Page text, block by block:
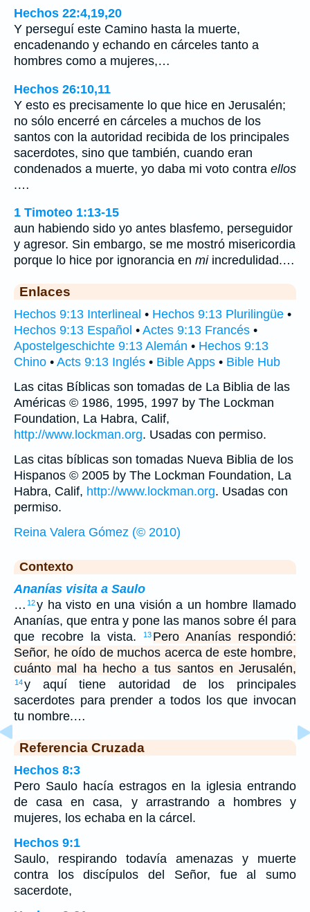
Hechos 22:4,19,20
Y perseguí este Camino hasta la muerte,
encadenando y echando en cárceles tanto a
hombres como a mujeres,…
Hechos 26:10,11
Y esto es precisamente lo que hice en Jerusalén;
no sólo encerré en cárceles a muchos de los
santos con la autoridad recibida de los principales
sacerdotes, sino que también, cuando eran
condenados a muerte, yo daba mi voto contra ellos
.…
1 Timoteo 1:13-15
aun habiendo sido yo antes blasfemo, perseguidor
y agresor. Sin embargo, se me mostró misericordia
porque lo hice por ignorancia en miincredulidad.…
Enlaces
Hechos 9:13 Interlineal • Hechos 9:13 Plurilingüe •
Hechos 9:13 Español • Actes 9:13 Francés •
Apostelgeschichte 9:13 Alemán • Hechos 9:13
Chino • Acts 9:13 Inglés • Bible Apps • Bible Hub
Las citas Bíblicas son tomadas de La Biblia de las
Américas © 1986, 1995, 1997 by The Lockman
Foundation, La Habra, Calif,
http://www.lockman.org. Usadas con permiso.
Las citas bíblicas son tomadas Nueva Biblia de los
Hispanos © 2005 by The Lockman Foundation, La
Habra, Calif, http://www.lockman.org. Usadas con
permiso.
Reina Valera Gómez (© 2010)
Contexto
Ananías visita a Saulo
… 12y ha visto en una visión a un hombre llamado
Ananías, que entra y pone las manos sobre él para
que recobre la vista.
13 Pero Ananías respondió:
Señor, he oído de muchos acerca de este hombre,
cuánto mal ha hecho a tus santos en Jerusalén,
14y aquí tiene autoridad de los principales
sacerdotes para prender a todos los que invocan
tu nombre.…
Referencia Cruzada
Hechos 8:3
Pero Saulo hacía estragos en la iglesia entrando
de casa en casa, y arrastrando a hombres y
mujeres, los echaba en la cárcel.
Hechos 9:1
Saulo, respirando todavía amenazas y muerte
contra los discípulos del Señor, fue al sumo
sacerdote,